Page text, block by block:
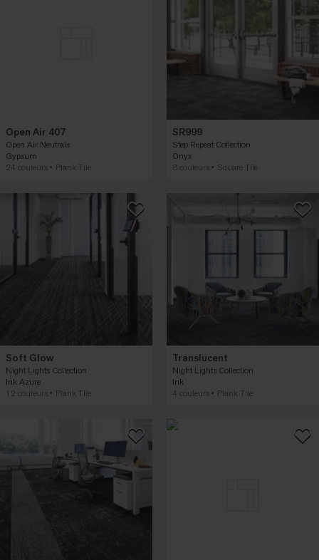
Open Air 407
Open Air Neutrals
Gypsum
24 couleurs
Plank Tile
SR999
Step Repeat Collection
Onyx
8 couleurs
Square Tile
Soft Glow
Night Lights Collection
Ink Azure
12 couleurs
Plank Tile
Translucent
Night Lights Collection
Ink
4 couleurs
Plank Tile